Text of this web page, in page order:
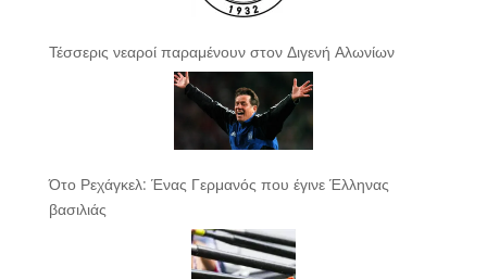
Τέσσερις νεαροί παραμένουν στον Διγενή Αλωνίων
Ότο Ρεχάγκελ: Ένας Γερμανός που έγινε Έλληνας
βασιλιάς